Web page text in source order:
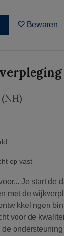
Bewaren
op vast
Je start de
met de
voor de
ondersteuning